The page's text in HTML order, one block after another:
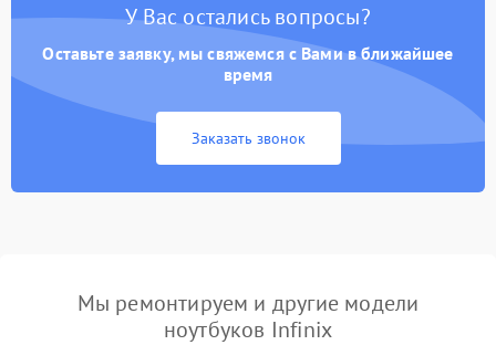
У Вас остались вопросы?
Оставьте заявку, мы свяжемся с Вами в ближайшее
время
Заказать звонок
Мы ремонтируем и другие модели
ноутбуков Infinix